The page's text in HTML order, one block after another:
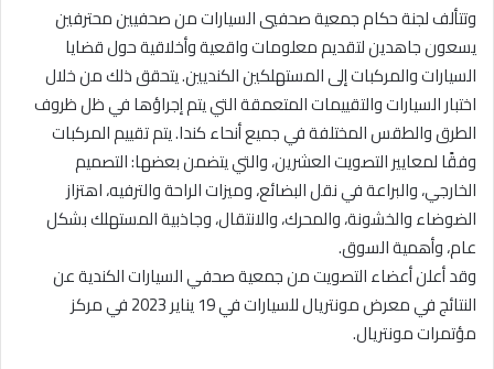
وتتألف لجنة حكام جمعية صحفيي السيارات من صحفيين محترفين
يسعون جاهدين لتقديم معلومات واقعية وأخلاقية حول قضايا
السيارات والمركبات إلى المستهلكين الكنديين. يتحقق ذلك من خلال
اختبار السيارات والتقييمات المتعمقة التي يتم إجراؤها في ظل ظروف
الطرق والطقس المختلفة في جميع أنحاء كندا. يتم تقييم المركبات
وفقًا لمعايير التصويت العشرين، والتي يتضمن بعضها: التصميم
الخارجي، والبراعة في نقل البضائع، وميزات الراحة والترفيه، اهتزاز
الضوضاء والخشونة، والمحرك، والانتقال، وجاذبية المستهلك بشكل
عام، وأهمية السوق.
وقد أعلن أعضاء التصويت من جمعية صحفي السيارات الكندية عن
النتائج في معرض مونتريال للسيارات في 19 يناير 2023 في مركز
مؤتمرات مونتريال.